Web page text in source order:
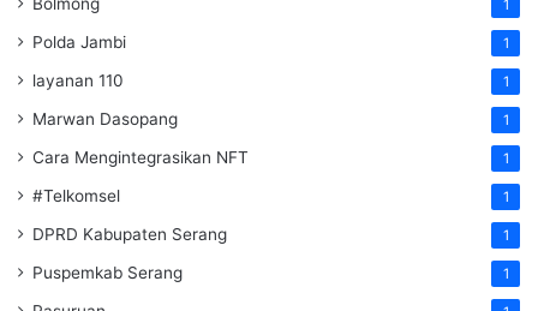
1
Polda Jambi 1
layanan 110 1
Marwan Dasopang 1
Cara Mengintegrasikan NFT 1
#Telkomsel 1
DPRD Kabupaten Serang 1
Puspemkab Serang 1